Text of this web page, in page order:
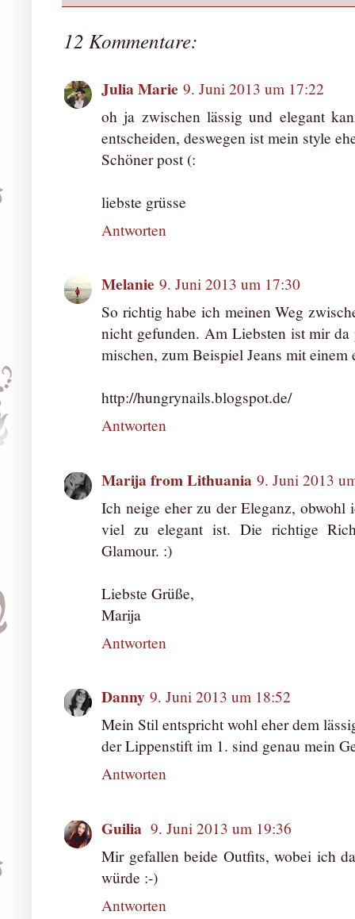
12 Kommentare:
Julia Marie 9. Juni 2013 um 17:22
oh ja zwischen lässig und elegant
entscheiden, deswegen ist mein style
Schöner post (:
liebste grüsse
Antworten
Melanie 9. Juni 2013 um 17:30
So richtig habe ich meinen Weg
nicht gefunden. Am Liebsten ist mir
mischen, zum Beispiel Jeans mit einem
http://hungrynails.blogspot.de/
Antworten
Marija from Lithuania 9. Juni 2013
Ich neige eher zu der Eleganz, obwohl
viel zu elegant ist. Die richtige
Glamour. :)
Liebste Grüße,
Marija
Antworten
Danny 9. Juni 2013 um 18:52
Mein Stil entspricht wohl eher dem
der Lippenstift im 1. sind genau mein
Antworten
Guilia 9. Juni 2013 um 19:36
Mir gefallen beide Outfits, wobei ich
würde :-)
Antworten